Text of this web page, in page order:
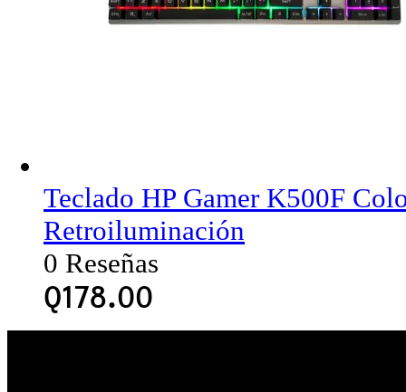
Teclado HP Gamer K500F
Retroiluminación
0 Reseñas
Q178.00